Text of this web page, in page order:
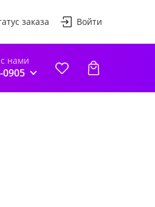
заказа Войти
нами
0905